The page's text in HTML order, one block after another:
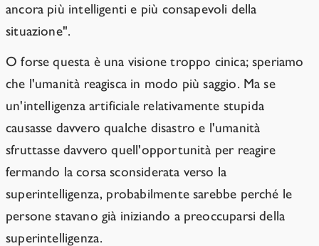
ancora più intelligenti e più consapevoli della
situazione".
O forse questa è una visione troppo cinica; speriamo
che l'umanità reagisca in modo più saggio. Ma se
un'intelligenza artificiale relativamente stupida
causasse davvero qualche disastro e l'umanità
sfruttasse davvero quell'opportunità per reagire
fermando la corsa sconsiderata verso la
superintelligenza, probabilmente sarebbe perché le
persone stavano già iniziando a preoccuparsi della
superintelligenza.